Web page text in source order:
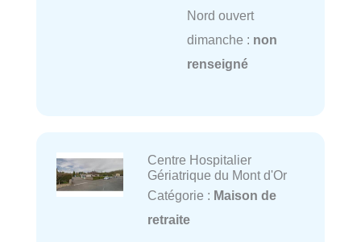
Nord ouvert
dimanche : non
renseigné
Centre Hospitalier
Gériatrique du Mont d'Or
Catégorie : Maison de
retraite